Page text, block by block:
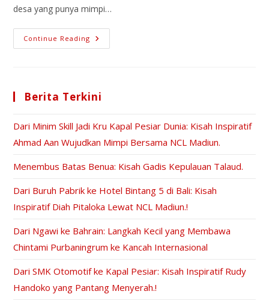
desa yang punya mimpi…
Continue Reading
Berita Terkini
Dari Minim Skill Jadi Kru Kapal Pesiar Dunia: Kisah Inspiratif
Ahmad Aan Wujudkan Mimpi Bersama NCL Madiun.
Menembus Batas Benua: Kisah Gadis Kepulauan Talaud.
Dari Buruh Pabrik ke Hotel Bintang 5 di Bali: Kisah
Inspiratif Diah Pitaloka Lewat NCL Madiun.!
Dari Ngawi ke Bahrain: Langkah Kecil yang Membawa
Chintami Purbaningrum ke Kancah Internasional
Dari SMK Otomotif ke Kapal Pesiar: Kisah Inspiratif Rudy
Handoko yang Pantang Menyerah.!